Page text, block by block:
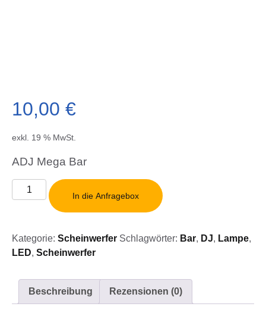
10,00 €
exkl. 19 % MwSt.
ADJ Mega Bar
ADJ
Mega
In die Anfragebox
Kategorie: Scheinwerfer Schlagwörter: Bar, DJ, Lampe,
LED, Scheinwerfer
Beschreibung Rezensionen (0)